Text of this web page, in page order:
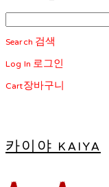
Search검색
Log In로그인
Cart장바구니
카이야 KAIYA